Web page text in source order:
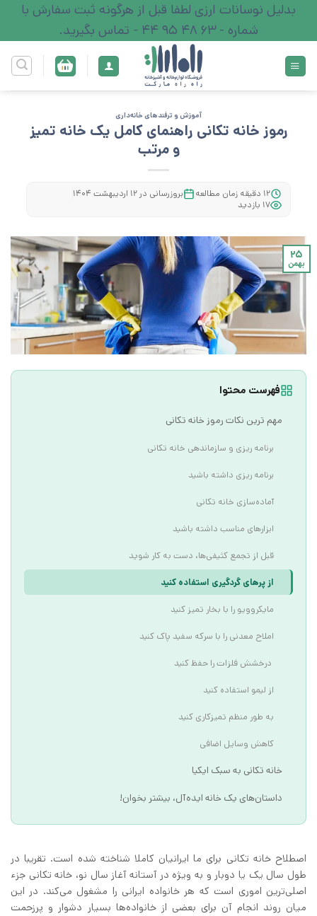
content
بدلیل نوسانات ارزی لطفا قبل از هرگونه ثبت سفارش با
شماره - 63 48 95 44 - تماس بگیرید.
آموزش و ترفند‌های خانه‌داری
رموز خانه‌ تکانی راهنمای کامل یک خانه تمیز
و مرتب
۱۲ دقیقه زمان مطالعه
بروزرسانی در ۱۲ اردیبهشت ۱۴۰۴
۱۷ بازدید
۲۵
بهمن
فهرست محتوا
مهم‌ ترین نکات رموز خانه‌ تکانی
برنامه ‌ریزی و سازماندهی خانه تکانی
برنامه‌ ریزی داشته باشید
آماده‌سازی خانه‌ تکانی
ابزارهای مناسب داشته باشید
قبل از تجمع کثیفی‌ها، دست به ‌کار شوید
از پرهای گردگیری استفاده کنید
مایکروویو را با بخار تمیز کنید
املاح معدنی را با سرکه سفید پاک کنید
درخشش فلزات را حفظ کنید
از لیمو استفاده کنید
به طور منظم تمیزکاری کنید
کاهش وسایل اضافی
خانه‌ تکانی به سبک ایکیا
داستان‌های یک خانه ایده‌آل، بیشتر بخوان!
اصطلاح خانه‌ تکانی برای ما ایرانیان کاملا شناخته شده است. تقریبا در
طول سال یک یا دوبار و به ‌ویژه در آستانه آغاز سال نو، خانه‌ تکانی جزء
اصلی‌ترین اموری است که هر خانواده ایرانی را مشغول می‌کند. در این
میان روند انجام آن برای بعضی از خانواده‌ها بسیار دشوار و پرزحمت